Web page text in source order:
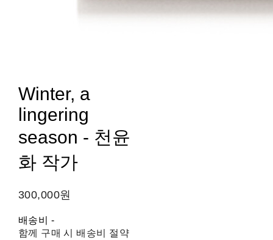
Winter, a
lingering
season - 천윤
화 작가
300,000원
배송비 -
함께 구매 시 배송비 절약